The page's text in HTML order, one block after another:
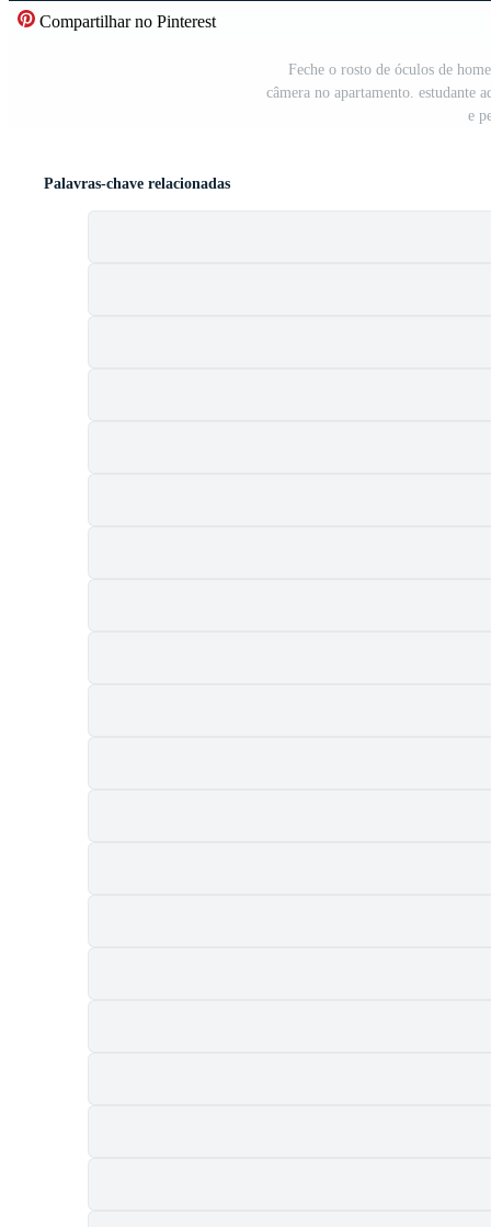
Compartilhar no Pinterest
Feche o rosto de óculos de
câmera no apartamento. estudante
e
Palavras-chave relacionadas